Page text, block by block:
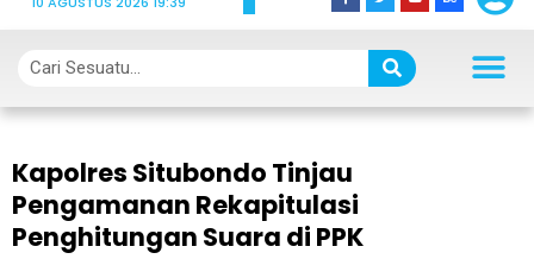
Kapolres Situbondo Tinjau
Pengamanan Rekapitulasi
Penghitungan Suara di PPK